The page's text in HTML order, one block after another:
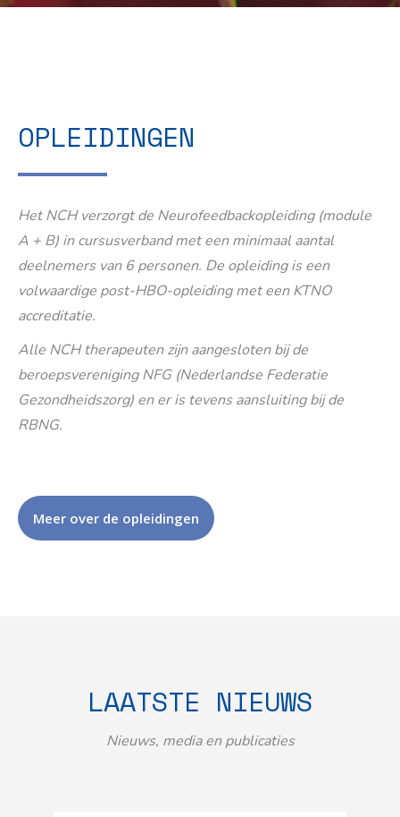
OPLEIDINGEN
Het NCH verzorgt de Neurofeedbackopleiding (module
A + B) in cursusverband met een minimaal aantal
deelnemers van 6 personen. De opleiding is een
volwaardige post-HBO-opleiding met een KTNO
accreditatie.
Alle NCH therapeuten zijn aangesloten bij de
beroepsvereniging NFG (Nederlandse Federatie
Gezondheidszorg) en er is tevens aansluiting bij de
RBNG.
Meer over de opleidingen
LAATSTE NIEUWS
Nieuws, media en publicaties